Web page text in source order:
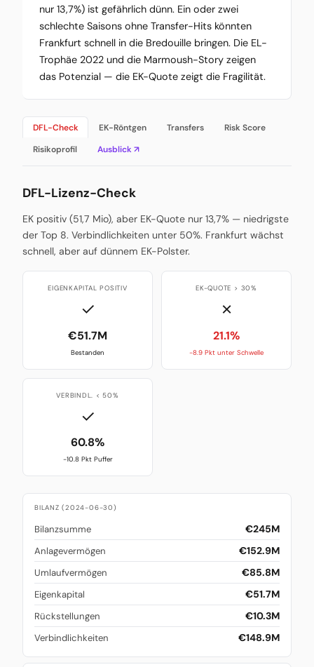
nur 13,7%) ist gefährlich dünn. Ein oder zwei
schlechte Saisons ohne Transfer-Hits könnten
Frankfurt schnell in die Bredouille bringen. Die EL-
Trophäe 2022 und die Marmoush-Story zeigen
das Potenzial — die EK-Quote zeigt die Fragilität.
DFL-Check EK-Röntgen Transfers
Risk Score
Risikoprofil
Ausblick ↗
DFL-Lizenz-Check
EK positiv (51,7 Mio), aber EK-Quote nur 13,7% — niedrigste
der Top 8. Verbindlichkeiten unter 50%. Frankfurt wächst
schnell, aber auf dünnem EK-Polster.
EIGENKAPITAL POSITIV
✓
€51.7M
Bestanden
EK-QUOTE > 30%
✗
21.1%
-8.9 Pkt unter Schwelle
VERBINDL. < 50%
✓
60.8%
-10.8 Pkt Puffer
BILANZ (2024-06-30)
Bilanzsumme €245M
Anlagevermögen €152.9M
Umlaufvermögen €85.8M
Eigenkapital €51.7M
Rückstellungen €10.3M
Verbindlichkeiten €148.9M